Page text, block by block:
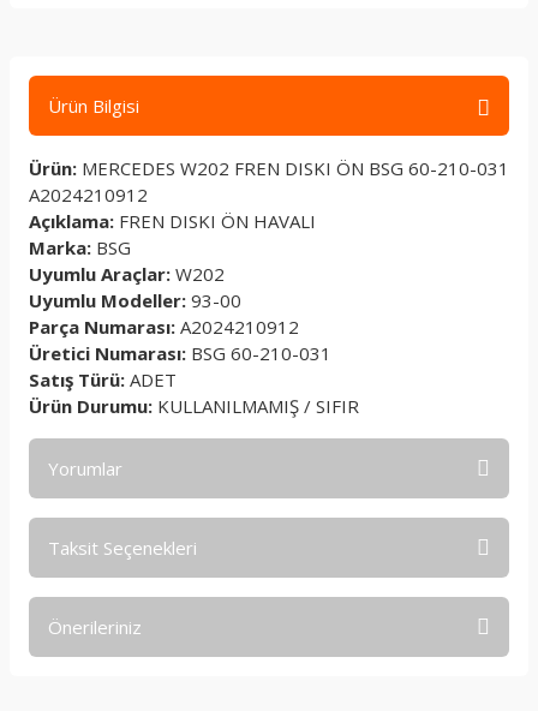
Ürün Bilgisi
Ürün: MERCEDES W202 FREN DISKI ÖN BSG 60-210-031
A2024210912
Açıklama: FREN DISKI ÖN HAVALI
Marka: BSG
Uyumlu Araçlar: W202
Uyumlu Modeller: 93-00
Parça Numarası: A2024210912
Üretici Numarası: BSG 60-210-031
Satış Türü: ADET
Ürün Durumu: KULLANILMAMIŞ / SIFIR
Yorumlar
Taksit Seçenekleri
Önerileriniz